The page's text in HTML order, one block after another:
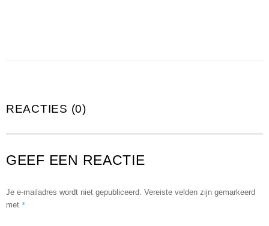
REACTIES (0)
GEEF EEN REACTIE
Je e-mailadres wordt niet gepubliceerd. Vereiste velden zijn gemarkeerd
met *